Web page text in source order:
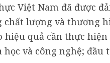
Việt Nam đã được
lượng và thương
quả cần thực
và công nghệ; đầu